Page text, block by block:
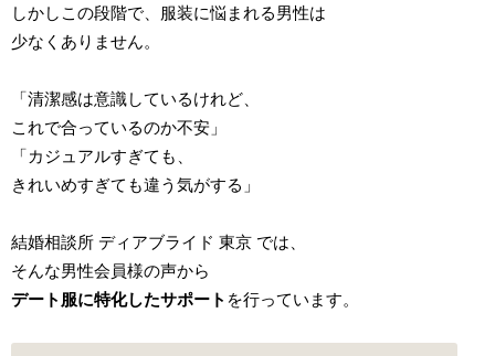
しかしこの段階で、服装に悩まれる男性は
少なくありません。
「清潔感は意識しているけれど、
これで合っているのか不安」
「カジュアルすぎても、
きれいめすぎても違う気がする」
結婚相談所 ディアブライド 東京 では、
そんな男性会員様の声から
デート服に特化したサポート を行っています。